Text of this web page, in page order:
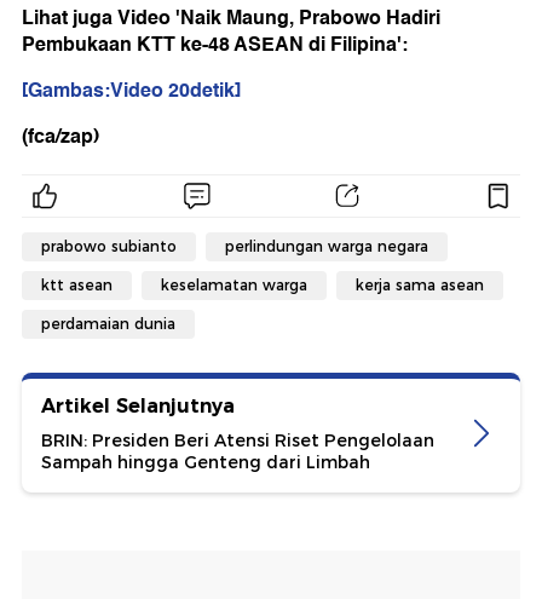
Lihat juga Video 'Naik Maung, Prabowo Hadiri
Pembukaan KTT ke-48 ASEAN di Filipina':
[Gambas:Video 20detik]
(fca/zap)
prabowo subianto perlindungan warga negara
ktt asean keselamatan warga kerja sama asean
perdamaian dunia
Artikel Selanjutnya
BRIN: Presiden Beri Atensi Riset Pengelolaan
Sampah hingga Genteng dari Limbah